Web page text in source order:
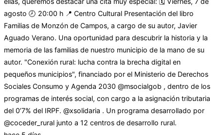
agosto 🕗 20:00 h 📍 Centro Cultural Presentación del libro
Familias de Monzón de Campos, a cargo de su autor, Javier
Aguado Verano. Una oportunidad para descubrir la historia y la
memoria de las familias de nuestro municipio de la mano de su
autor. "Conexión rural: lucha contra la brecha digital en
pequeños municipios", financiado por el Ministerio de Derechos
Sociales Consumo y Agenda 2030 @msocialgob , dentro de los
programas de interés social, con cargo a la asignación tributaria
del 0’7% del IRPF. @xsolidaria . Un programa desarrollado por
@coceder_rural junto a 12 centros de desarrollo rural.